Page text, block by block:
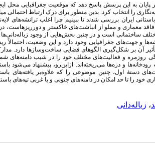
پایان به این پرسش پاسخ دهد که موقعیت جغرافیایی محل
را انتخاب کرد. بدین منظور برای درک ارتباط احتمالی
جغرافیاییِ ترانشه‌های حفرشده، یافته‌ها و نتایج کاوش لایه‌نگاری در 30 محوطۀ باستانی ایران بررسی شدند تا
معماری و مملو از انباشت‌های خاکستر و دورریزهاست،
ساختمانی است و در چنین بخش‌هایی از وجود
و جهت‌های جغرافیایی وجود دارد و این وضعیت، احتمالاً
آن بر شکل‌گیری الگوهای فضایی ساخت‌وسازها دارد.
روزمره و فعالیت‌های مختلف خود را در شیب
و دره‌ها می‌ریخته‌اند. ازاین‌رو، پیشنهاد می‌شود
دستۀ اول، چنین موضوعی را که علاوه‌بر یافته‌های
، زباله‌دانی